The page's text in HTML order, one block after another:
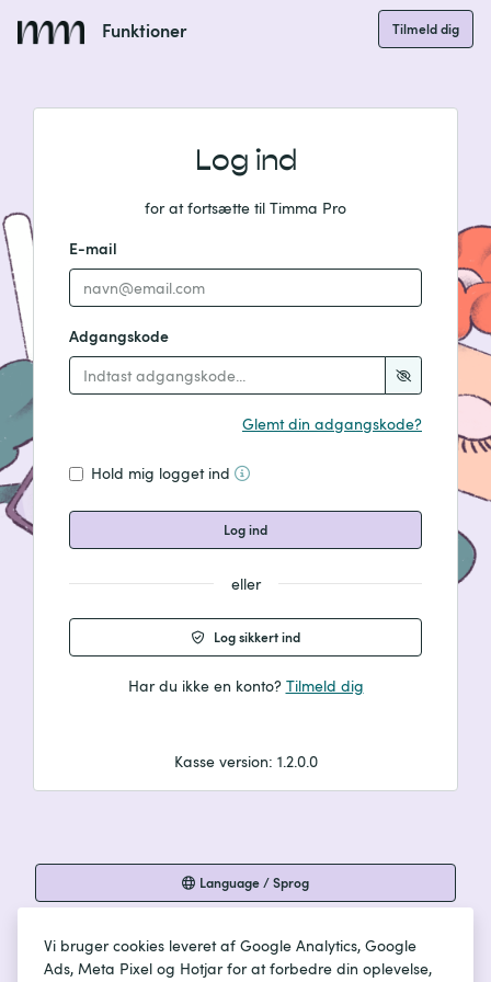
Funktioner Tilmeld dig
Log ind
for at fortsætte til Timma Pro
E-mail
Adgangskode
Glemt din adgangskode?
Hold mig logget ind
Log ind
eller
Log sikkert ind
Har du ikke en konto? Tilmeld dig
Kasse version: 1.2.0.0
Language /Sprog
Download app
Vi bruger cookies leveret af Google Analytics, Google
Ads, Meta Pixel og Hotjar for at forbedre din oplevelse,